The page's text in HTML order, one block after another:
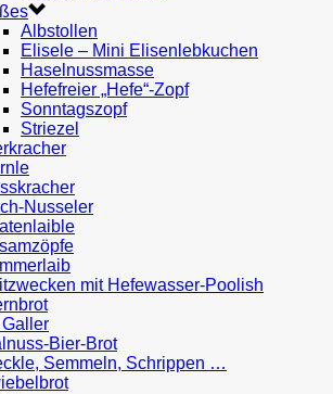
Albstollen
Elisele – Mini Elisenlebkuchen
Haselnussmasse
Hefefreier „Hefe“-Zopf
Sonntagszopf
Striezel
Nusseler
mit Hefewasser-Poolish
Galler
Bier-Brot
Semmeln, Schrippen …